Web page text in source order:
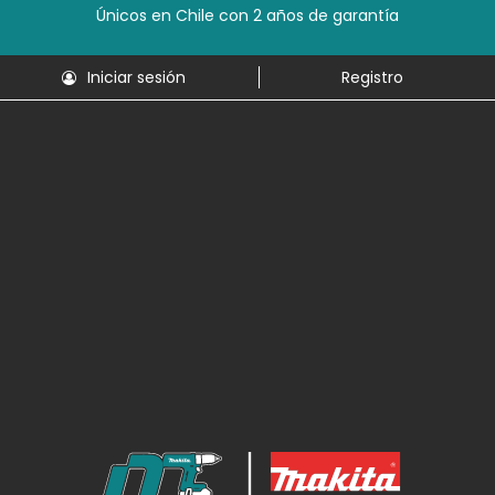
Únicos en Chile con 2 años de garantía
Iniciar sesión Registro